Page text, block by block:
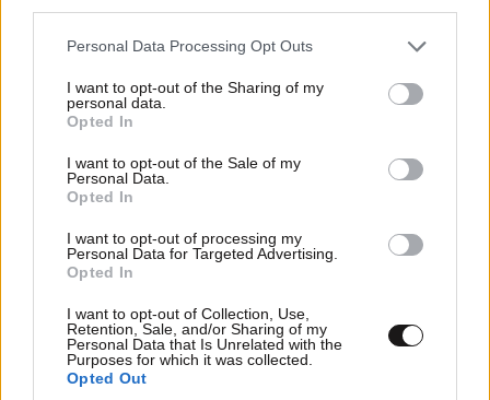
Please note that this website/app uses one or more Google
not limited to your visit or usage behaviour. You may click to
grant or deny consent to Google and its third-party tags to
use your data for below specified purposes in below Google
consent section.
Personal Data Processing Opt Outs
I want to opt-out of the Sharing of my
personal data.
Opted In
I want to opt-out of the Sale of my
Personal Data.
Opted In
I want to opt-out of processing my
Personal Data for Targeted Advertising.
Opted In
I want to opt-out of Collection, Use,
Retention, Sale, and/or Sharing of my
Personal Data that Is Unrelated with the
Purposes for which it was collected.
Opted Out
ΕΛΛΑΔΑ10·08·2026 12:28
Ιδιοκτήτης beach bar στην Πάρο για τον γονέα
του παιδιού που πνίγηκε: Είχε ξαναέρθει πριν
έναν μήνα και με τον τρόπο μας προσπαθήσαμε
να τον διώξουμε